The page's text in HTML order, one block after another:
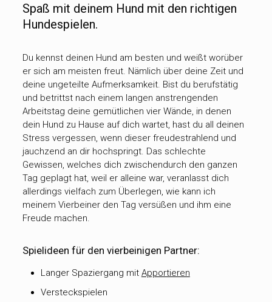
Spaß mit deinem Hund mit den richtigen
Hundespielen.
Du kennst deinen Hund am besten und weißt worüber
er sich am meisten freut. Nämlich über deine Zeit und
deine ungeteilte Aufmerksamkeit. Bist du berufstätig
und betrittst nach einem langen anstrengenden
Arbeitstag deine gemütlichen vier Wände, in denen
dein Hund zu Hause auf dich wartet, hast du all deinen
Stress vergessen, wenn dieser freudestrahlend und
jauchzend an dir hochspringt. Das schlechte
Gewissen, welches dich zwischendurch den ganzen
Tag geplagt hat, weil er alleine war, veranlasst dich
allerdings vielfach zum Überlegen, wie kann ich
meinem Vierbeiner den Tag versüßen und ihm eine
Freude machen.
Spielideen für den vierbeinigen Partner:
Langer Spaziergang mit Apportieren
Versteckspielen